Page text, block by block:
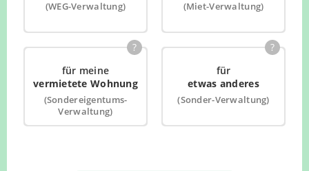
(WEG-Verwaltung) (Miet-Verwaltung)
für meine
vermietete Wohnung
(Sondereigentums-
Verwaltung)
?
für
etwas anderes
(Sonder-Verwaltung)
?